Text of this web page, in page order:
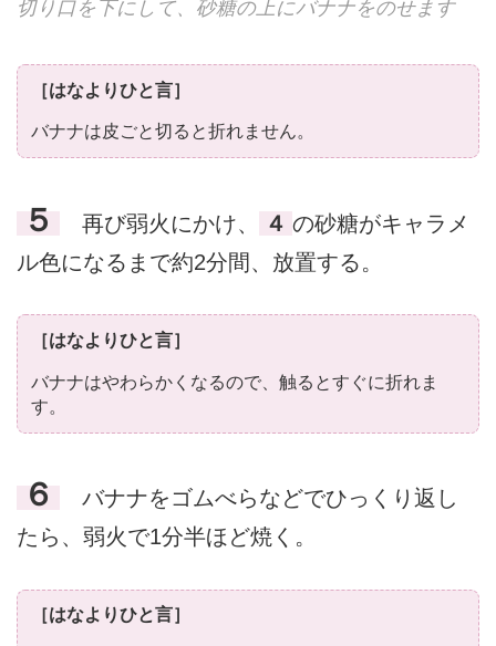
切り口を下にして、砂糖の上にバナナをのせます
［はなよりひと言］
バナナは皮ごと切ると折れません。
５ 再び弱火にかけ、 ４ の砂糖がキャラメ
ル色になるまで約2分間、放置する。
［はなよりひと言］
バナナはやわらかくなるので、触るとすぐに折れま
す。
６
バナナをゴムべらなどでひっくり返し
たら、弱火で1分半ほど焼く。
［はなよりひと言］